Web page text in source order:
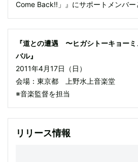
Come Back!!」』にサポートメンバー
『道との遭遇 〜ヒガシトーキョー
バル』
2011年4月17日（日）
会場：東京都 上野水上音楽堂
※音楽監督を担当
リリース情報